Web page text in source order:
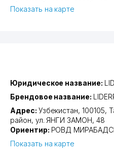
Показать на карте
Юридическое название:
Брендовое название:
Адрес: Узбекистан, 100105,
район, ул. ЯНГИ ЗАМОН, 48
Ориентир: РОВД
Показать на карте